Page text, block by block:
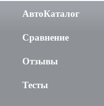
АвтоКаталог
Сравнение
Отзывы
Тесты